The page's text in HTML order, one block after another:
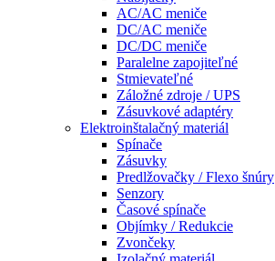
AC/AC meniče
DC/AC meniče
DC/DC meniče
Paralelne zapojiteľné
Stmievateľné
Záložné zdroje / UPS
Zásuvkové adaptéry
Elektroinštalačný materiál
Spínače
Zásuvky
Predlžovačky / Flexo šnúry
Senzory
Časové spínače
Objímky / Redukcie
Zvončeky